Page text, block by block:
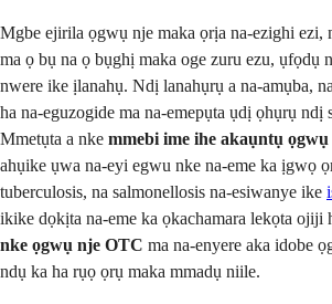
Mgbe ejirila ọgwụ nje maka ọrịa na-ezighi ezi,
ma ọ bụ na ọ bụghị maka oge zuru ezu, ụfọdụ
nwere ike ịlanahụ. Ndị lanahụrụ a na-amụba,
ha na-eguzogide ma na-emepụta ụdị ọhụrụ
Mmetụta a nke mmebi ime ihe akaụntụ
ahụike ụwa na-eyi egwu nke na-eme ka ịgwọ
tuberculosis, na salmonellosis na-esiwanye ike
ikike dọkịta na-eme ka ọkachamara lekọta ojiji
nke ọgwụ nje OTC ma na-enyere aka idobe
ndụ ka ha rụọ ọrụ maka mmadụ niile.